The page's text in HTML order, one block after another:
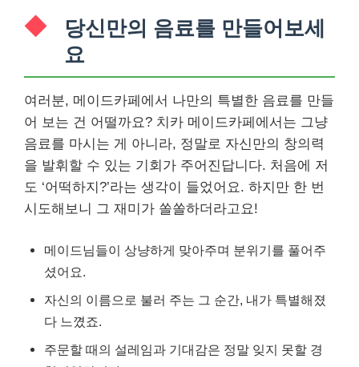
당신만의 음료를 만들어보세
요
여러분, 메이드카페에서 나만의 특별한 음료를 만들
어 보는 건 어떨까요? 치카 메이드카페에서는 그냥
음료를 마시는 게 아니라, 정말로 자신만의 창의력
을 발휘할 수 있는 기회가 주어진답니다. 처음에 저
도 ‘어떡하지?’라는 생각이 들었어요. 하지만 한 번
시도해보니 그 재미가 쏠쏠하더라고요!
메이드님들이 상냥하게 맞아주며 분위기를 풀어주
셨어요.
자신의 이름으로 불러 주는 그 순간, 내가 특별해졌
다 느꼈죠.
주문할 때의 설레임과 기대감은 정말 잊지 못할 경